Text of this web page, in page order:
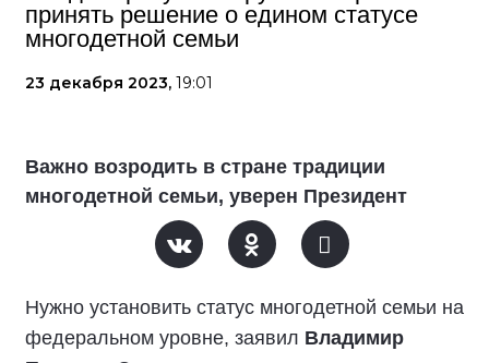
принять решение о едином статусе
многодетной семьи
23 декабря 2023, 19:01
Важно возродить в стране традиции
многодетной семьи, уверен Президент
Нужно установить статус многодетной семьи на
федеральном уровне, заявил Владимир